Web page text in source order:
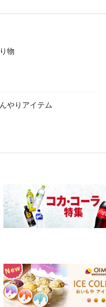
物
やりアイテム